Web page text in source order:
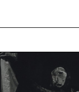
TO
CONTENT